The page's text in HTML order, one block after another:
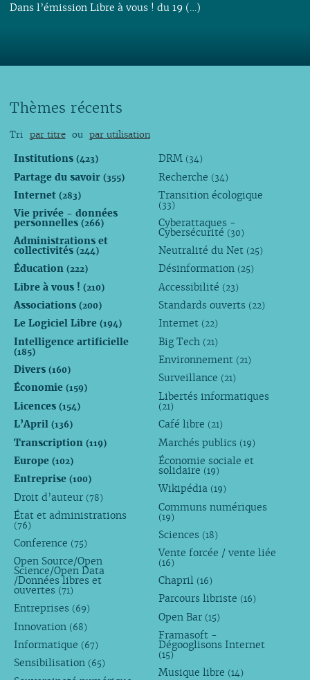
Dans l’émission Libre à vous ! du 19 (…)
Thèmes récents
Tri par titre ou par utilisation
Institutions (423)
Partage du savoir (355)
Internet (283)
Vie privée - données
personnelles (266)
Administrations et
collectivités (244)
Éducation (222)
Libre à vous ! (210)
Associations (200)
Le Logiciel Libre (194)
Intelligence artificielle
(185)
Divers (160)
Économie (159)
Licences (154)
L’April (136)
Transcription (119)
Europe (102)
Entreprise (100)
Droit d’auteur (78)
État et administrations
(76)
Conference (75)
Open Source/Open
Science/Open Data
/Données libres et
ouvertes (71)
Entreprises (69)
Innovation (68)
Informatique (67)
Sensibilisation (65)
DRM (34)
Recherche (34)
Transition écologique
(33)
Cyberattaques -
Cybersécurité (30)
Neutralité du Net (25)
Désinformation (25)
Accessibilité (23)
Standards ouverts (22)
Internet (22)
Big Tech (21)
Environnement (21)
Surveillance (21)
Libertés informatiques
(21)
Café libre (21)
Marchés publics (19)
Économie sociale et
solidaire (19)
Wikipédia (19)
Communs numériques
(19)
Sciences (18)
Vente forcée / vente liée
(16)
Chapril (16)
Parcours libriste (16)
Open Bar (15)
Framasoft -
Dégooglisons Internet
(15)
Musique libre (14)